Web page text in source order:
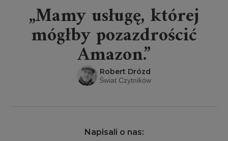
„Mamy usługę, której
mógłby pozazdrościć
Amazon.”
Robert Drózd
Świat Czytników
Napisali o nas: